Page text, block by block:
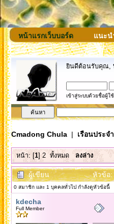
หน้าแรกเว็บบอร์ด แนะน
ยินดีต้อนรับคุณ,
เข้าสู่ระบบด้วยชื่อผู้ใ
Cmadong Chula| เรือนประจ
หน้า: [1]2 ทั้งหมด ลงล่าง
ผู้เขียน หัวข้อ:
0 สมาชิก และ 1 บุคคลทั่วไป กำลังดูหัวข้อนี้
kdecha
Full Member